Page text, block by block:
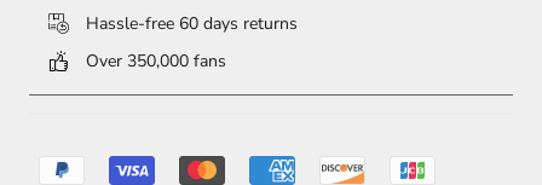
Hassle-free 60 days returns
Over 350,000 fans